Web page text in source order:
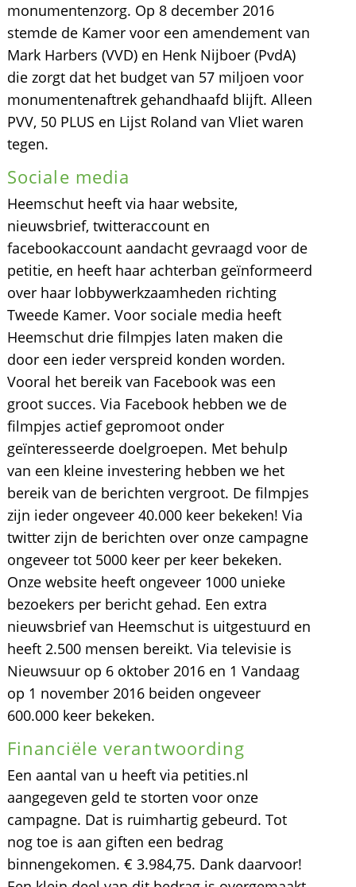
monumentenzorg. Op 8 december 2016
stemde de Kamer voor een amendement van
Mark Harbers (VVD) en Henk Nijboer (PvdA)
die zorgt dat het budget van 57 miljoen voor
monumentenaftrek gehandhaafd blijft. Alleen
PVV, 50 PLUS en Lijst Roland van Vliet waren
tegen.
Sociale media
Heemschut heeft via haar website,
nieuwsbrief, twitteraccount en
facebookaccount aandacht gevraagd voor de
petitie, en heeft haar achterban geïnformeerd
over haar lobbywerkzaamheden richting
Tweede Kamer. Voor sociale media heeft
Heemschut drie filmpjes laten maken die
door een ieder verspreid konden worden.
Vooral het bereik van Facebook was een
groot succes. Via Facebook hebben we de
filmpjes actief gepromoot onder
geïnteresseerde doelgroepen. Met behulp
van een kleine investering hebben we het
bereik van de berichten vergroot. De filmpjes
zijn ieder ongeveer 40.000 keer bekeken! Via
twitter zijn de berichten over onze campagne
ongeveer tot 5000 keer per keer bekeken.
Onze website heeft ongeveer 1000 unieke
bezoekers per bericht gehad. Een extra
nieuwsbrief van Heemschut is uitgestuurd en
heeft 2.500 mensen bereikt. Via televisie is
Nieuwsuur op 6 oktober 2016 en 1 Vandaag
op 1 november 2016 beiden ongeveer
600.000 keer bekeken.
Financiële verantwoording
Een aantal van u heeft via petities.nl
aangegeven geld te storten voor onze
campagne. Dat is ruimhartig gebeurd. Tot
nog toe is aan giften een bedrag
binnengekomen. € 3.984,75. Dank daarvoor!